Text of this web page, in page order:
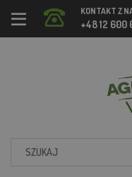
KONTAKT Z
+48 12 600